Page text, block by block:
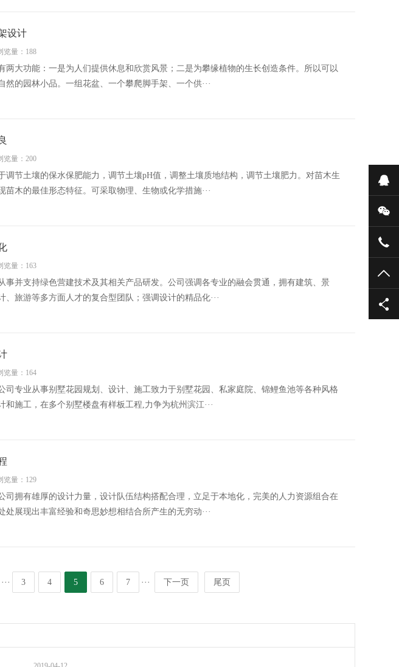
设计
览量：188
两大功能：一是为人们提供休息和欣赏风景；二是为攀缘植物的生长创造条件。所以可以
然的园林小品。一组花盆、一个攀爬脚手架、一个供···
览量：200
调节土壤的保水保肥能力，调节土壤pH值，调整土壤质地结构，调节土壤肥力。对苗木生
苗木的最佳形态特征。可采取物理、生物或化学措施···
览量：163
事并支持绿色营建技术及其相关产品研发。公司强调各专业的融会贯通，拥有建筑、景
、旅游等多方面人才的复合型团队；强调设计的精品化···
览量：164
司专业从事别墅花园规划、设计、施工致力于别墅花园、私家庭院、锦鲤鱼池等各种风格
和施工，在多个别墅楼盘有样板工程,力争为杭州滨江···
览量：129
司拥有雄厚的设计力量，设计队伍结构搭配合理，立足于本地化，完美的人力资源组合在
处展现出丰富经验和奇思妙想相结合所产生的无穷动···
··· 3 4 5 6 7 ··· 下一页 尾页
在
微